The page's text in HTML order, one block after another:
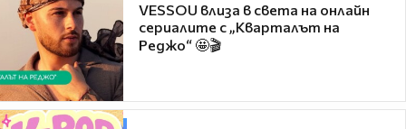
VESSOU влиза в света на онлайн
сериалите с „Кварталът на
Реджо“ 🤩🎬